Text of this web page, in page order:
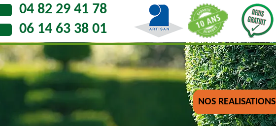
04 82 29 41 78
06 14 63 38 01
NOS REALISATIONS